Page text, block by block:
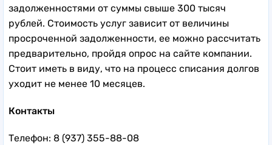
задолженностями от суммы свыше 300 тысяч
рублей. Стоимость услуг зависит от величины
просроченной задолженности, ее можно рассчитать
предварительно, пройдя опрос на сайте компании.
Стоит иметь в виду, что на процесс списания долгов
уходит не менее 10 месяцев.
Контакты
Телефон: 8 (937) 355-88-08